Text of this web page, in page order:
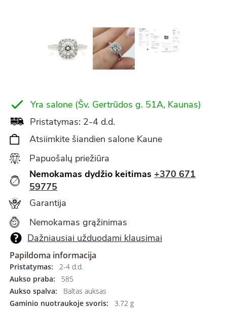
Yra salone (Šv. Gertrūdos g. 51A, Kaunas)
Pristatymas: 2-4 d.d.
Atsiimkite šiandien salone Kaune
Papuošalų priežiūra
Nemokamas dydžio keitimas +370 671
59775
Garantija
Nemokamas grąžinimas
Dažniausiai užduodami klausimai
Papildoma informacija
Pristatymas:
2-4 d.d.
Aukso praba:
585
Aukso spalva:
Baltas auksas
Gaminio nuotraukoje svoris:
3.72 g